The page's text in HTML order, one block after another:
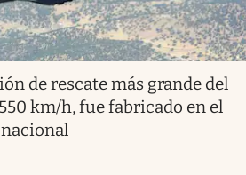
de rescate más grande del
km/h, fue fabricado en el